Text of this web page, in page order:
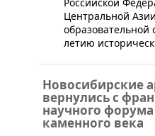
Центральной
образовательной
летию
Новосибирские
вернулись с
научного
каменного века